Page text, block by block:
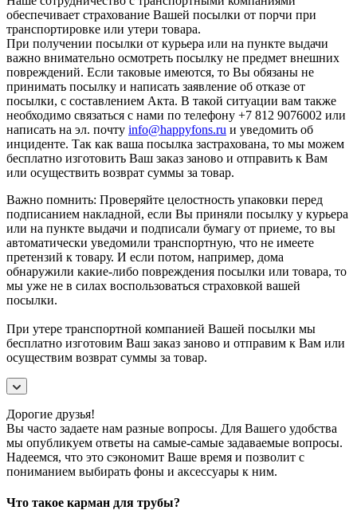
обеспечивает страхование Вашей посылки от порчи при
транспортировке или утери товара.
При получении посылки от курьера или на пункте выдачи
важно внимательно осмотреть посылку не предмет внешних
повреждений. Если таковые имеются, то Вы обязаны не
принимать посылку и написать заявление об отказе от
посылки, с составлением Акта. В такой ситуации вам также
необходимо связаться с нами по телефону +7 812 9076002 или
написать на эл. почту info@happyfons.ru и уведомить об
инциденте. Так как ваша посылка застрахована, то мы можем
бесплатно изготовить Ваш заказ заново и отправить к Вам
или осуществить возврат суммы за товар.
Важно помнить: Проверяйте целостность упаковки перед
подписанием накладной, если Вы приняли посылку у курьера
или на пункте выдачи и подписали бумагу от приеме, то вы
автоматически уведомили транспортную, что не имеете
претензий к товару. И если потом, например, дома
обнаружили какие-либо повреждения посылки или товара, то
мы уже не в силах воспользоваться страховкой вашей
посылки.
При утере транспортной компанией Вашей посылки мы
бесплатно изготовим Ваш заказ заново и отправим к Вам или
осуществим возврат суммы за товар.
Дорогие друзья!
Вы часто задаете нам разные вопросы. Для Вашего удобства
мы опубликуем ответы на самые-самые задаваемые вопросы.
Надеемся, что это сэкономит Ваше время и позволит с
пониманием выбирать фоны и аксессуары к ним.
Что такое карман для трубы?